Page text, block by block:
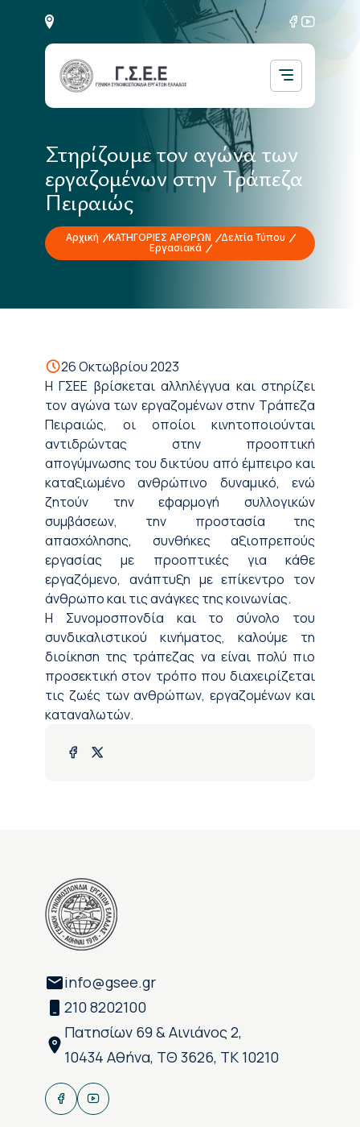
Στηρίζουμε τον αγώνα των
εργαζομένων στην Τράπεζα
Πειραιώς
Αρχική ΚΑΤΗΓΟΡΙΕΣ ΑΡΘΡΩΝ
Δελτία Τύπου
Εργασιακά
26 Οκτωβρίου 2023
Η ΓΣΕΕ βρίσκεται αλληλέγγυα και στηρίζει
τον αγώνα των εργαζομένων στην Τράπεζα
Πειραιώς, οι οποίοι κινητοποιούνται
αντιδρώντας στην προοπτική
απογύμνωσης του δικτύου από έμπειρο και
καταξιωμένο ανθρώπινο δυναμικό, ενώ
ζητούν την εφαρμογή συλλογικών
συμβάσεων, την προστασία της
απασχόλησης, συνθήκες αξιοπρεπούς
εργασίας με προοπτικές για κάθε
εργαζόμενο, ανάπτυξη με επίκεντρο τον
άνθρωπο και τις ανάγκες της κοινωνίας.
Η Συνομοσπονδία και το σύνολο του
συνδικαλιστικού κινήματος, καλούμε τη
διοίκηση της τράπεζας να είναι πολύ πιο
προσεκτική στον τρόπο που διαχειρίζεται
τις ζωές των ανθρώπων, εργαζομένων και
καταναλωτών.
info@gsee.gr
210 8202100
Πατησίων 69 & Αινιάνος 2,
10434 Αθήνα, ΤΘ 3626, ΤΚ 10210